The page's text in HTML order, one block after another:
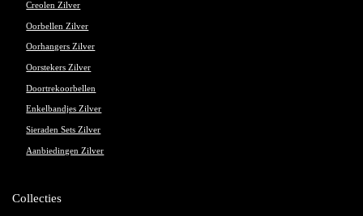
Creolen Zilver
Oorbellen Zilver
Oorhangers Zilver
Oorstekers Zilver
Doortrekoorbellen
Enkelbandjes Zilver
Sieraden Sets Zilver
Aanbiedingen Zilver
Collecties